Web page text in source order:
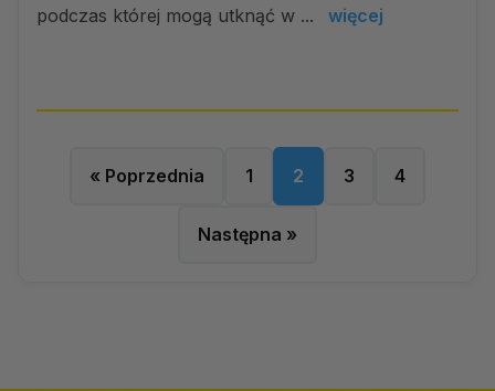
podczas której mogą utknąć w ...
więcej
« Poprzednia 1 2 3 4
Następna »